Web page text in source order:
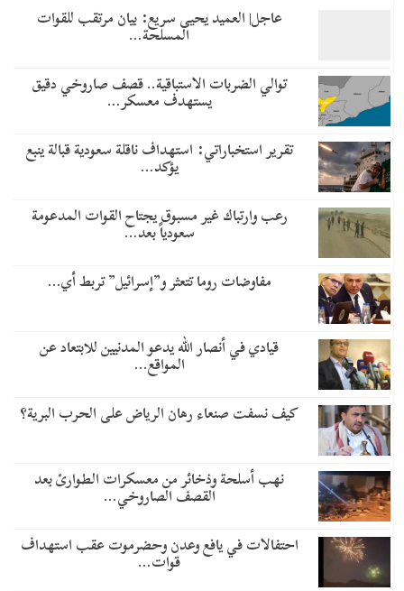
عاجل| العميد يحيى سريع: بيان مرتقب للقوات
المسلحة…
توالي الضربات الاستباقية.. قصف صاروخي دقيق
يستهدف معسكر…
تقرير استخباراتي: استهداف ناقلة سعودية قبالة ينبع
يؤكد…
رعب وارتباك غير مسبوق يجتاح القوات المدعومة
سعودياً بعد…
مفاوضات روما تتعثر و”إسرائيل” تربط أي…
قيادي في أنصار الله يدعو المدنيين للابتعاد عن
المواقع…
كيف نسفت صنعاء رهان الرياض على الحرب البرية؟
نهب أسلحة وذخائر من معسكرات الطوارئ بعد
القصف الصاروخي…
احتفالات في يافع وعدن وحضرموت عقب استهداف
قوات…